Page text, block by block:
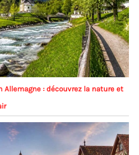
Allemagne : découvrez la nature et